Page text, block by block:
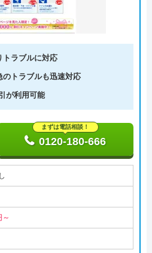
トラブルに対応
トラブルも迅速対応
が利用可能
まずは電話相談！
0120-180-666
～